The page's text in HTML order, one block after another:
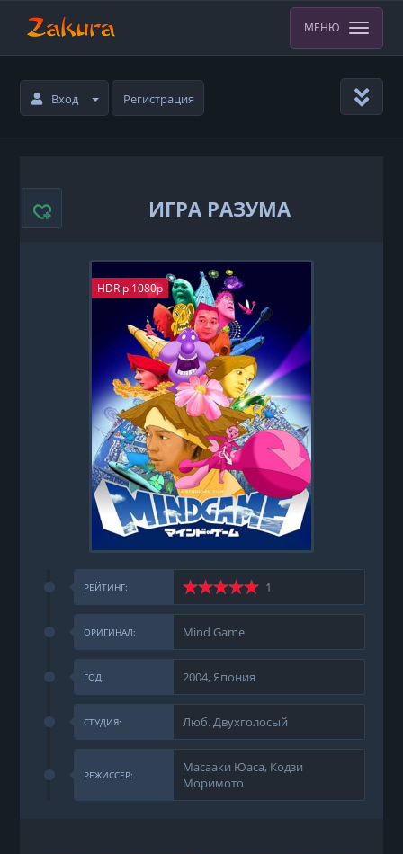
МЕНЮ
Вход Регистрация
ИГРА РАЗУМА
HDRip 1080p
РЕЙТИНГ: 1
ОРИГИНАЛ: Mind Game
ГОД: 2004, Япония
СТУДИЯ: Люб. Двухголосый
РЕЖИССЕР:
Масааки Юаса, Кодзи
Моримото